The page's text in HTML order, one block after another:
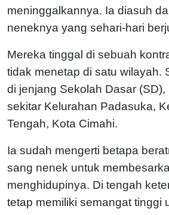
meninggalkannya. Ia diasuh
neneknya yang sehari-hari
Mereka tinggal di sebuah
tidak menetap di satu wilayah.
di jenjang Sekolah Dasar
sekitar Kelurahan Padasuka,
Tengah, Kota Cimahi.
Ia sudah mengerti betapa
sang nenek untuk
menghidupinya. Di tengah
tetap memiliki semangat tinggi